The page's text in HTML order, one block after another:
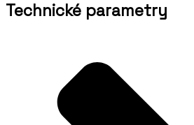
Technické parametry